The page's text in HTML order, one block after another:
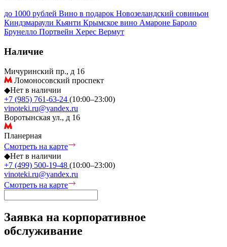
до 1000 рублей Вино в подарок Новозеландский совиньон
Киндзмараули Кьянти Крымское вино Амароне Бароло
Брунелло Портвейн Херес Вермут
Наличие
Мичуринский пр., д 16
Ломоносовский проспект
◆Нет в наличии
+7 (985) 761-63-24 (10:00–23:00)
vinoteki.ru@yandex.ru
Воротынская ул., д 16
Планерная
Смотреть на карте
◆Нет в наличии
+7 (499) 500-19-48 (10:00–23:00)
vinoteki.ru@yandex.ru
Смотреть на карте
Заявка на корпоративное
обслуживание